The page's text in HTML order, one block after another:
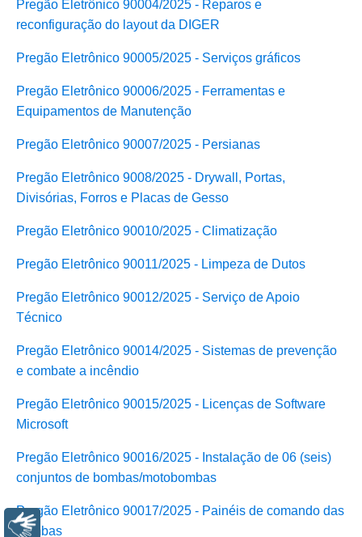
Pregão Eletrônico 90004/2025 - Reparos e
reconfiguração do layout da DIGER
Pregão Eletrônico 90005/2025 - Serviços gráficos
Pregão Eletrônico 90006/2025 - Ferramentas e
Equipamentos de Manutenção
Pregão Eletrônico 90007/2025 - Persianas
Pregão Eletrônico 9008/2025 - Drywall, Portas,
Divisórias, Forros e Placas de Gesso
Pregão Eletrônico 90010/2025 - Climatização
Pregão Eletrônico 90011/2025 - Limpeza de Dutos
Pregão Eletrônico 90012/2025 - Serviço de Apoio
Técnico
Pregão Eletrônico 90014/2025 - Sistemas de prevenção
e combate a incêndio
Pregão Eletrônico 90015/2025 - Licenças de Software
Microsoft
Pregão Eletrônico 90016/2025 - Instalação de 06 (seis)
conjuntos de bombas/motobombas
Pregão Eletrônico 90017/2025 - Painéis de comando das
bombasLibras